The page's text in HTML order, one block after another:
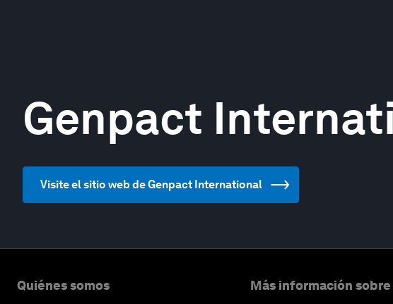
Genpact
Visite el sitio web de Genpact International
Quiénes somos Más información